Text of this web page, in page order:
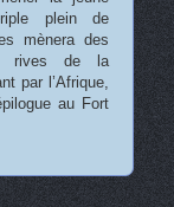
plein de
mènera des
rives de la
par l’Afrique,
au Fort